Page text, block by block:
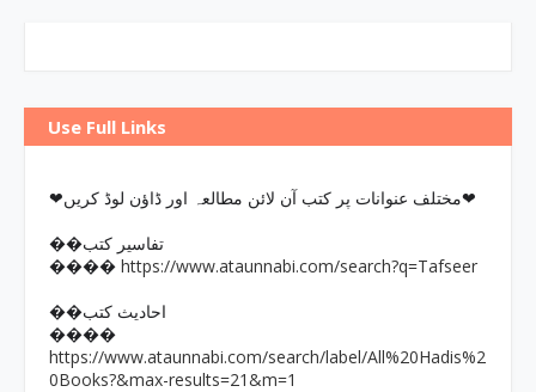
Use Full Links
❤مختلف عنوانات پر کتب آن لائن مطالعہ اور ڈاؤن لوڈ کریں❤
��تفاسیر کتب
���� https://www.ataunnabi.com/search?q=Tafseer
��احادیث کتب
����
https://www.ataunnabi.com/search/label/All%20Hadis%2
0Books?&max-results=21&m=1